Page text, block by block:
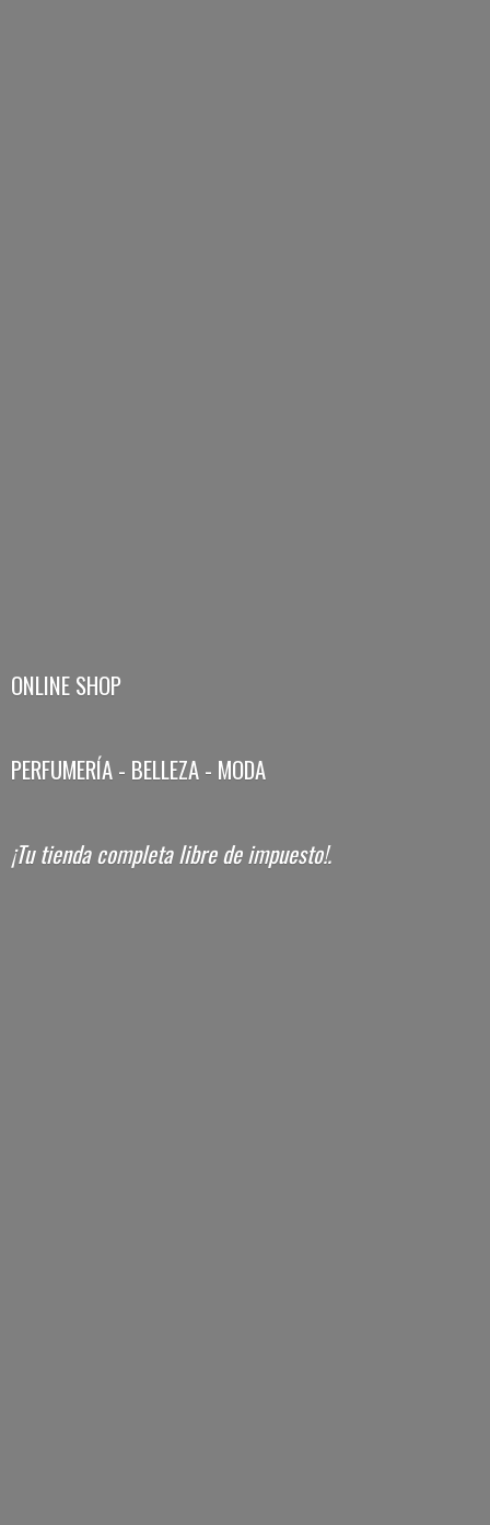
ONLINE SHOP
PERFUMERÍA - BELLEZA - MODA
¡Tu tienda completa librede impuesto!.